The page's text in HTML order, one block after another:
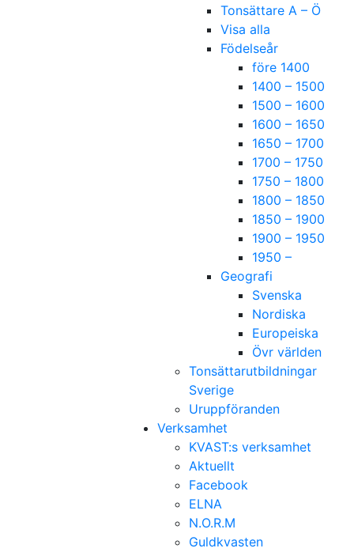
Tonsättare A – Ö
Visa alla
Födelseår
före 1400
1400 – 1500
1500 – 1600
1600 – 1650
1650 – 1700
1700 – 1750
1750 – 1800
1800 – 1850
1850 – 1900
1900 – 1950
1950 –
Geografi
Svenska
Nordiska
Europeiska
Övr världen
Tonsättarutbildningar
Sverige
Uruppföranden
Verksamhet
KVAST:s verksamhet
Aktuellt
Facebook
ELNA
N.O.R.M
Guldkvasten